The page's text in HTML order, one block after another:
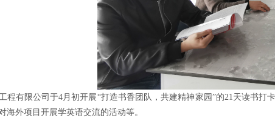
程有限公司于4月初开展“打造书香团队，共建精神家园”的21天读书
海外项目开展学英语交流的活动等。